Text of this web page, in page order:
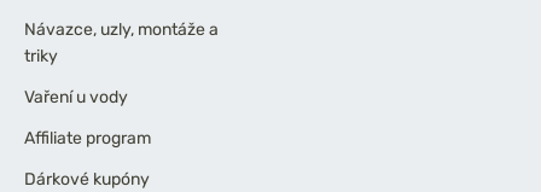
Návazce, uzly, montáže a
triky
Vaření u vody
Affiliate program
Dárkové kupóny